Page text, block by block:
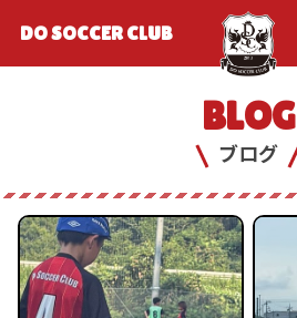
DO SOCCER CLUB
BLOG
ブログ